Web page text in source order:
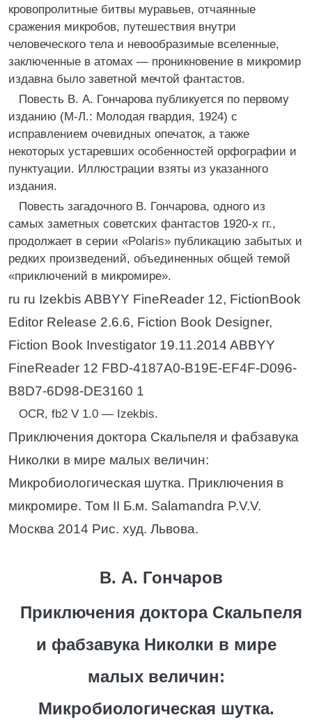
кровопролитные битвы муравьев, отчаянные
сражения микробов, путешествия внутри
человеческого тела и невообразимые вселенные,
заключенные в атомах — проникновение в микромир
издавна было заветной мечтой фантастов.
Повесть В. А. Гончарова публикуется по первому
изданию (М-Л.: Молодая гвардия, 1924) с
исправлением очевидных опечаток, а также
некоторых устаревших особенностей орфографии и
пунктуации. Иллюстрации взяты из указанного
издания.
Повесть загадочного В. Гончарова, одного из
самых заметных советских фантастов 1920-х гг.,
продолжает в серии «Polaris» публикацию забытых и
редких произведений, объединенных общей темой
«приключений в микромире».
ru ru Izekbis ABBYY FineReader 12, FictionBook
Editor Release 2.6.6, Fiction Book Designer,
Fiction Book Investigator 19.11.2014 ABBYY
FineReader 12 FBD-4187A0-B19E-EF4F-D096-
B8D7-6D98-DE3160 1
OCR, fb2 V 1.0 — Izekbis.
Приключения доктора Скальпеля и фабзавука
Николки в мире малых величин:
Микробиологическая шутка. Приключения в
микромире. Том II Б.м. Salamandra P.V.V.
Москва 2014 Рис. худ. Львова.
В. А. Гончаров
Приключения доктора Скальпеля
и фабзавука Николки в мире
малых величин:
Микробиологическая шутка.